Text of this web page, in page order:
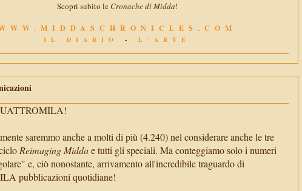
Scopri subito le Cronache di Midda!
IL DIARIO - L'ARTE
saremmo anche a molti di più (4.240) nel considerare anche le tre
Reimaging Middae tutti gli speciali. Ma conteggiamo solo i numeri
e, ciò nonostante, arrivamento all'incredibile traguardo di
pubblicazioni quotidiane!